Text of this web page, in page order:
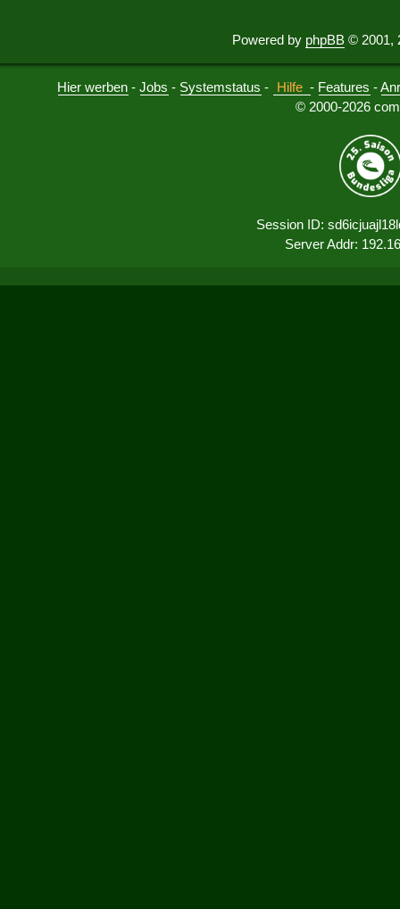
Powered by phpBB © 2001,
Hier werben -Jobs - Systemstatus - Hilfe - Features -
© 2000-2026
Session ID:
Server Addr: